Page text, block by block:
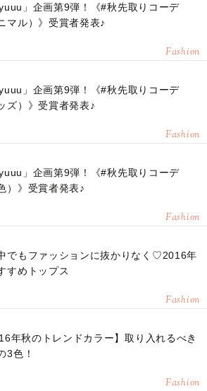
」企画第9弾！《#秋先取りコーデ
マル）》受賞者発表♪
Fashion
」企画第9弾！《#秋先取りコーデ
ズ）》受賞者発表♪
Fashion
」企画第9弾！《#秋先取りコーデ
）》受賞者発表♪
Fashion
でもファッションに抜かりなく♡2016年
すめトップス
Fashion
年秋のトレンドカラー】取り入れるべき
3色！
Fashion